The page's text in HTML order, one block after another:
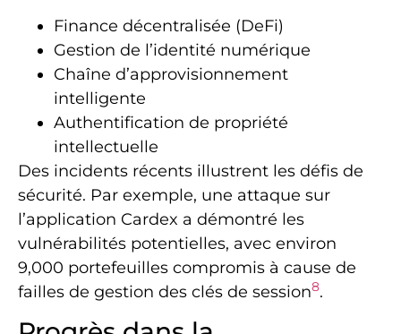
Finance décentralisée (DeFi)
Gestion de l’identité numérique
Chaîne d’approvisionnement
intelligente
Authentification de propriété
intellectuelle
Des incidents récents illustrent les défis de
sécurité. Par exemple, une attaque sur
l’application Cardex a démontré les
vulnérabilités potentielles, avec environ
9,000 portefeuilles compromis à cause de
failles de gestion des clés de session8.